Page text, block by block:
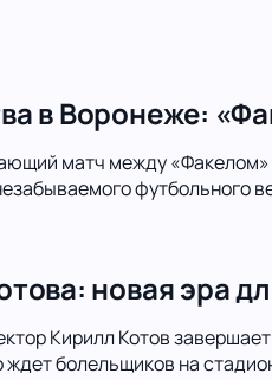
в Воронеже:
матч между
футбольного
новая эра
Кирилл Котов
ждет болельщиков на